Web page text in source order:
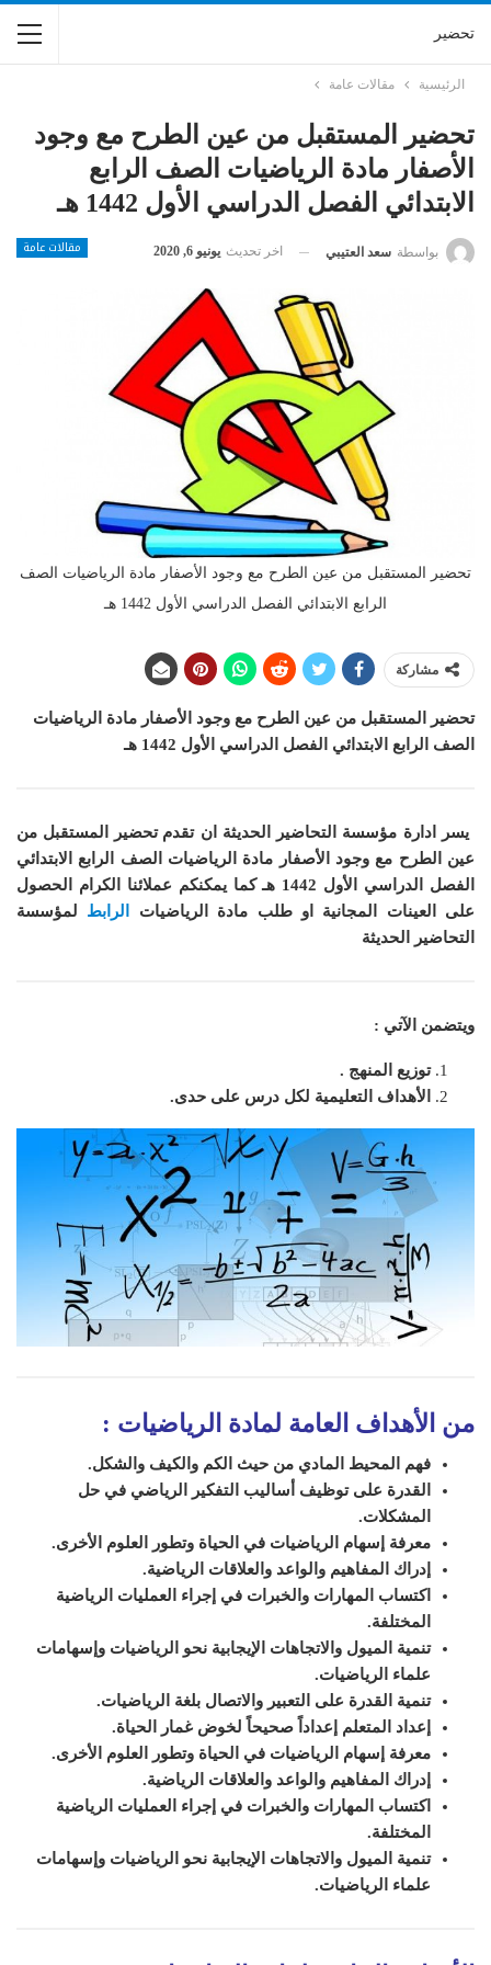
تحضير
الرئيسية مقالات عامة
تحضير المستقبل من عين الطرح مع وجود
الأصفار مادة الرياضيات الصف الرابع
الابتدائي الفصل الدراسي الأول 1442 هـ
مقالات عامة بواسطة سعد العتيبي اخر تحديث يونيو 6, 2020
تحضير المستقبل من عين الطرح مع وجود الأصفار مادة الرياضيات الصف
الرابع الابتدائي الفصل الدراسي الأول 1442 هـ
مشاركة
تحضير المستقبل من عين الطرح مع وجود الأصفار مادة الرياضيات
الصف الرابع الابتدائي الفصل الدراسي الأول 1442 هـ
يسر ادارة مؤسسة التحاضير الحديثة ان تقدم تحضير المستقبل من
عين الطرح مع وجود الأصفار مادة الرياضيات الصف الرابع الابتدائي
الفصل الدراسي الأول 1442 هـ
كما يمكنكم عملائنا الكرام الحصول
على العينات المجانية او طلب مادة الرياضيات
الرابط لمؤسسة
التحاضير الحديثة
ويتضمن الآتي :
توزيع المنهج .
الأهداف التعليمية لكل درس على حدى.
من الأهداف العامة لمادة الرياضيات :
فهم المحيط المادي من حيث الكم والكيف والشكل.
القدرة على توظيف أساليب التفكير الرياضي في حل
المشكلات.
معرفة إسهام الرياضيات في الحياة وتطور العلوم الأخرى.
إدراك المفاهيم والواعد والعلاقات الرياضية.
اكتساب المهارات والخبرات في إجراء العمليات الرياضية
المختلفة.
تنمية الميول والاتجاهات الإيجابية نحو الرياضيات وإسهامات
علماء الرياضيات.
تنمية القدرة على التعبير والاتصال بلغة الرياضيات.
إعداد المتعلم إعداداً صحيحاً لخوض غمار الحياة.
معرفة إسهام الرياضيات في الحياة وتطور العلوم الأخرى.
إدراك المفاهيم والواعد والعلاقات الرياضية.
اكتساب المهارات والخبرات في إجراء العمليات الرياضية
المختلفة.
تنمية الميول والاتجاهات الإيجابية نحو الرياضيات وإسهامات
علماء الرياضيات.